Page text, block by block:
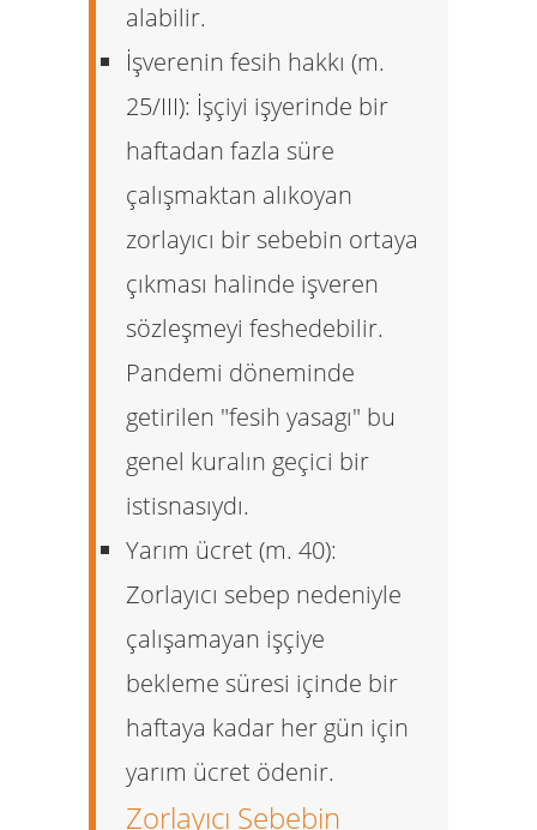
alabilir.
İşverenin fesih hakkı (m.
25/III): İşçiyi işyerinde bir
haftadan fazla süre
çalışmaktan alıkoyan
zorlayıcı bir sebebin ortaya
çıkması halinde işveren
sözleşmeyi feshedebilir.
Pandemi döneminde
getirilen "fesih yasagı" bu
genel kuralın geçici bir
istisnasıydı.
Yarım ücret (m. 40):
Zorlayıcı sebep nedeniyle
çalışamayan işçiye
bekleme süresi içinde bir
haftaya kadar her gün için
yarım ücret ödenir.
Zorlayıcı Sebebin